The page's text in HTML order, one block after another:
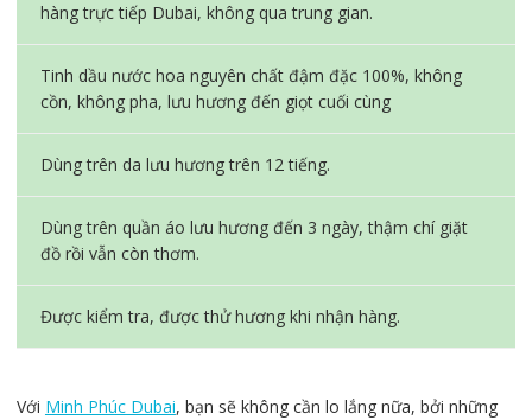
hàng trực tiếp Dubai, không qua trung gian.
Tinh dầu nước hoa nguyên chất đậm đặc 100%, không
cồn, không pha, lưu hương đến giọt cuối cùng
Dùng trên da lưu hương trên 12 tiếng.
Dùng trên quần áo lưu hương đến 3 ngày, thậm chí giặt
đồ rồi vẫn còn thơm.
Được kiểm tra, được thử hương khi nhận hàng.
Với Minh Phúc Dubai, bạn sẽ không cần lo lắng nữa, bởi những